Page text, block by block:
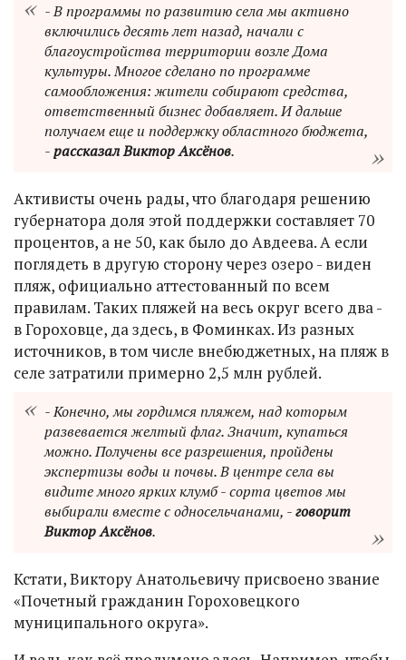
- В программы по развитию села мы активно
включились десять лет назад, начали с
благоустройства территории возле Дома
культуры. Многое сделано по программе
самообложения: жители собирают средства,
ответственный бизнес добавляет. И дальше
получаем еще и поддержку областного бюджета,
-рассказал Виктор Аксёнов.
Активисты очень рады, что благодаря решению
губернатора доля этой поддержки составляет 70
процентов, а не 50, как было до Авдеева. А если
поглядеть в другую сторону через озеро - виден
пляж, официально аттестованный по всем
правилам. Таких пляжей на весь округ всего два -
в Гороховце, да здесь, в Фоминках. Из разных
источников, в том числе внебюджетных, на пляж в
селе затратили примерно 2,5 млн рублей.
- Конечно, мы гордимся пляжем, над которым
развевается желтый флаг. Значит, купаться
можно. Получены все разрешения, пройдены
экспертизы воды и почвы. В центре села вы
видите много ярких клумб - сорта цветов мы
выбирали вместе с односельчанами, -говорит
Виктор Аксёнов.
Кстати, Виктору Анатольевичу присвоено звание
«Почетный гражданин Гороховецкого
муниципального округа».